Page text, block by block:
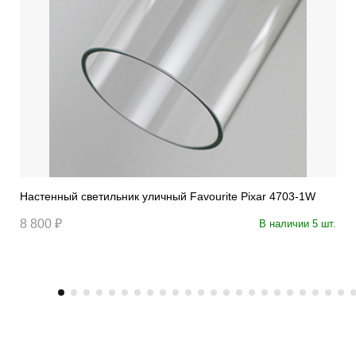
Настенный светильник уличный Favourite Pixar 4703-1W
8 800 ₽ В наличии 5 шт.